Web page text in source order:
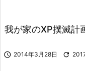
我が家のXP撲滅計
 2014年3月28日 